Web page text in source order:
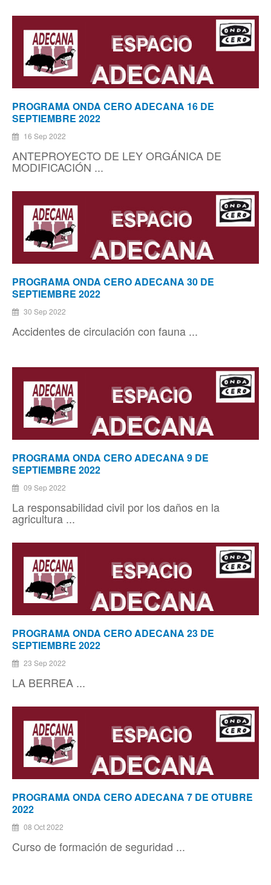
PROGRAMA ONDA CERO ADECANA 16 DE
SEPTIEMBRE 2022
16 Sep 2022
ANTEPROYECTO DE LEY ORGÁNICA DE
MODIFICACIÓN ...
PROGRAMA ONDA CERO ADECANA 30 DE
SEPTIEMBRE 2022
30 Sep 2022
Accidentes de circulación con fauna ...
PROGRAMA ONDA CERO ADECANA 9 DE
SEPTIEMBRE 2022
09 Sep 2022
La responsabilidad civil por los daños en la
agricultura ...
PROGRAMA ONDA CERO ADECANA 23 DE
SEPTIEMBRE 2022
23 Sep 2022
LA BERREA ...
PROGRAMA ONDA CERO ADECANA 7 DE OTUBRE
2022
08 Oct 2022
Curso de formación de seguridad ...